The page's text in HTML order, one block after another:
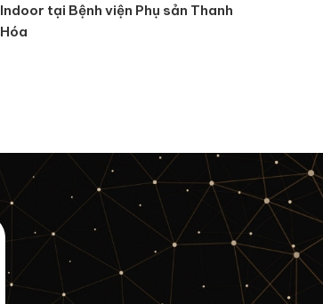
Indoor tại Bệnh viện Phụ sản Thanh
Hóa